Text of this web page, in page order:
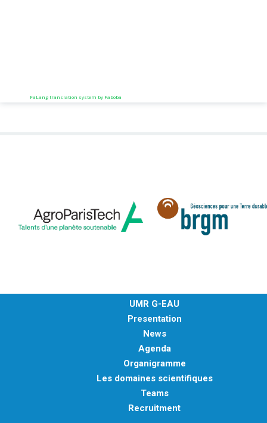
FaLang translation system by Faboba
UMR G-EAU
Presentation
News
Agenda
Organigramme
Les domaines scientifiques
Teams
Recruitment